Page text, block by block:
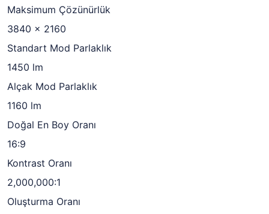
Maksimum Çözünürlük
3840 x 2160
Standart Mod Parlaklık
1450 lm
Alçak Mod Parlaklık
1160 lm
Doğal En Boy Oranı
16:9
Kontrast Oranı
2,000,000:1
Oluşturma Oranı